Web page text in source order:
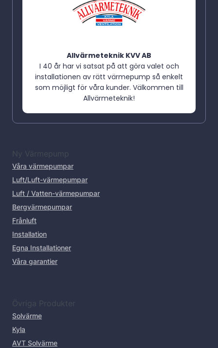
Allvärmeteknik KVV AB
I 40 år har vi satsat på att göra valet och
installationen av rätt värmepump så enkelt
som möjligt för våra kunder. Välkommen till
Allvärmeteknik!
Ny Värmepump
Våra värmepumpar
Luft/Luft-värmepumpar
Luft / Vatten-värmepumpar
Bergvärmepumpar
Frånluft
Installation
Egna Installationer
Våra garantier
Övriga Produkter
Solvärme
Kyla
AVT Solvärme